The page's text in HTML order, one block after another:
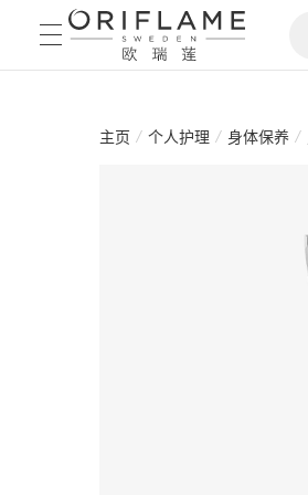
主页 / 个人护理 / 身体保养 /